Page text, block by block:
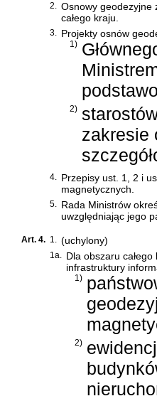
2. Osnowy geodezyjne
całego kraju.
3. Projekty osnów
1)
2)
zakresie
4. Przepisy ust. 1, 2 i
magnetycznych.
5. Rada Ministrów
uwzględniając jego
Art. 4. 1. (uchylony)
1a. Dla obszaru
infrastruktury
1)
2)